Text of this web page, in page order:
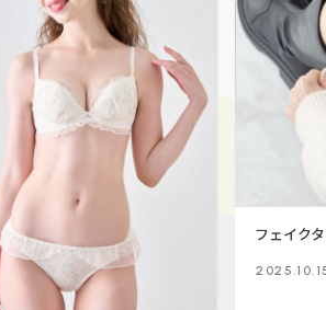
フェイク